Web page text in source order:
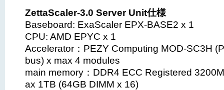
ZettaScaler-3.0 Server Unit仕様
Baseboard: ExaScaler EPX-BASE2 x 1
CPU: AMD EPYC x 1
Accelerator：PEZY Computing MOD-SC3H
bus) x max 4 modules
main memory：DDR4 ECC Registered
ax 1TB (64GB DIMM x 16)